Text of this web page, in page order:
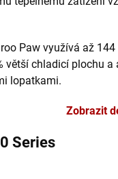
Paw využívá až
větší chladicí plochu
lopatkami.
Zobrazit
Series